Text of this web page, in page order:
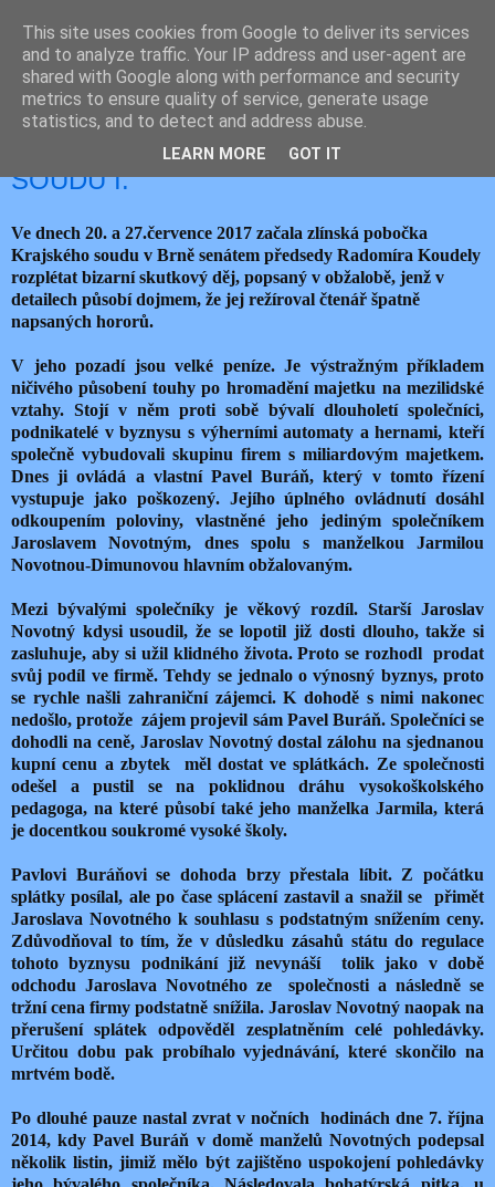
JEMELIK ZDENĚK
pátek 28. července 2017
HOROROVÝ PŘÍBĚH OD ZLÍNSKÉHO
SOUDU I.
Ve dnech 20. a 27.července 2017 začala zlínská pobočka
Krajského soudu v Brně senátem předsedy Radomíra Koudely
rozplétat bizarní skutkový děj, popsaný v obžalobě, jenž v
detailech působí dojmem, že jej režíroval čtenář špatně
napsaných hororů.
V jeho pozadí jsou velké peníze. Je výstražným příkladem
ničivého působení touhy po hromadění majetku na mezilidské
vztahy. Stojí v něm proti sobě bývalí dlouholetí společníci,
podnikatelé v byznysu s výherními automaty a hernami, kteří
společně vybudovali skupinu firem s miliardovým majetkem.
Dnes ji ovládá a vlastní Pavel Buráň, který v tomto řízení
vystupuje jako poškozený. Jejího úplného ovládnutí dosáhl
odkoupením poloviny, vlastněné jeho jediným společníkem
Jaroslavem Novotným, dnes spolu s manželkou Jarmilou
Novotnou-Dimunovou hlavním obžalovaným.
Mezi bývalými společníky je věkový rozdíl. Starší Jaroslav
Novotný kdysi usoudil, že se lopotil již dosti dlouho, takže si
zasluhuje, aby si užil klidného života. Proto se rozhodl prodat
svůj podíl ve firmě. Tehdy se jednalo o výnosný byznys, proto
se rychle našli zahraniční zájemci. K dohodě s nimi nakonec
nedošlo, protože zájem projevil sám Pavel Buráň. Společníci se
dohodli na ceně, Jaroslav Novotný dostal zálohu na sjednanou
kupní cenu a zbytek měl dostat ve splátkách. Ze společnosti
odešel a pustil se na poklidnou dráhu vysokoškolského
pedagoga, na které působí také jeho manželka Jarmila, která
je docentkou soukromé vysoké školy.
Pavlovi Buráňovi se dohoda brzy přestala líbit. Z počátku
splátky posílal, ale po čase splácení zastavil a snažil se přimět
Jaroslava Novotného k souhlasu s podstatným snížením ceny.
Zdůvodňoval to tím, že v důsledku zásahů státu do regulace
tohoto byznysu podnikání již nevynáší tolik jako v době
odchodu Jaroslava Novotného ze společnosti a následně se
tržní cena firmy podstatně snížila. Jaroslav Novotný naopak na
přerušení splátek odpověděl zesplatněním celé pohledávky.
Určitou dobu pak probíhalo vyjednávání, které skončilo na
mrtvém bodě.
Po dlouhé pauze nastal zvrat v nočních hodinách dne 7. října
2014, kdy Pavel Buráň v domě manželů Novotných podepsal
několik listin, jimiž mělo být zajištěno uspokojení pohledávky
This site uses cookies from Google to deliver its services
and to analyze traffic. Your IP address and user-agent are
shared with Google along with performance and security
metrics to ensure quality of service, generate usage
statistics, and to detect and address abuse.
LEARN MORE GOT IT